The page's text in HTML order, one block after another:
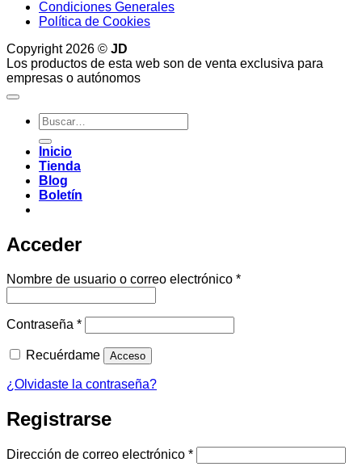
Condiciones Generales
Política de Cookies
Copyright 2026 © JD
Los productos de esta web son de venta exclusiva para
empresas o autónomos
Buscar
por:
Inicio
Tienda
Blog
Boletín
Acceder
Nombre de usuario o correo electrónico *Obligatorio
Contraseña *Obligatorio
Recuérdame Acceso
¿Olvidaste la contraseña?
Registrarse
Dirección de correo electrónico *Obligatorio